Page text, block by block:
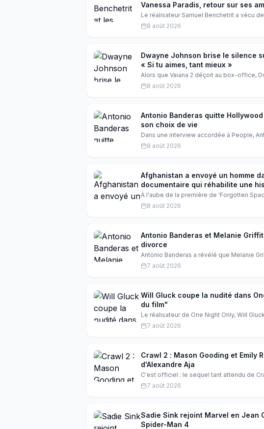
Vanessa Paradis, retour sur ses
Le réalisateur Samuel Benchetrit a vécu
femmes exceptionnelles. De Marie
romances qui ont façonné l'homme et
8 août 2026
Dwayne Johnson brise le silence
« Si tu aimes, tant mieux »
Alors que Vaiana 2 déçoit au box-office,
une interview récente, l'acteur assume
ailleurs. Une leçon de sagesse
8 août 2026
Antonio Banderas quitte
son choix de vie
Dans une interview accordée à People,
d'Hollywood pour l'Espagne. L'acteur de
américaines et ce sentiment de provisoire
8 août 2026
Afghanistan a envoyé un homme
documentaire qui réhabilite une
À l'aube de la première de 'Forgotten
révèle un pan méconnu de l'histoire
1988. Un documentaire accidentel, une
8 août 2026
Antonio Banderas et Melanie
divorce
Antonio Banderas a révélé que Melanie
ans après leur divorce. Une déclaration
transformer en une belle complicité.
7 août 2026
Will Gluck coupe la nudité dans
du film"
Le réalisateur de One Night Only, Will
son film. Selon lui, les scènes de sexe
l'histoire. Une décision qui fait débat à
7 août 2026
Crawl 2 : Mason Gooding et Emily
d'Alexandre Aja
C'est officiel : le sequel tant attendu de
les stars montantes de Scream et One
sous la direction d'Alexandre Aja. Une
7 août 2026
Sadie Sink rejoint Marvel en Jean
Spider-Man 4